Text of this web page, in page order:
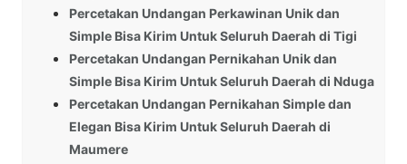
Percetakan Undangan Perkawinan Unik dan
Simple Bisa Kirim Untuk Seluruh Daerah di Tigi
Percetakan Undangan Pernikahan Unik dan
Simple Bisa Kirim Untuk Seluruh Daerah di Nduga
Percetakan Undangan Pernikahan Simple dan
Elegan Bisa Kirim Untuk Seluruh Daerah di
Maumere